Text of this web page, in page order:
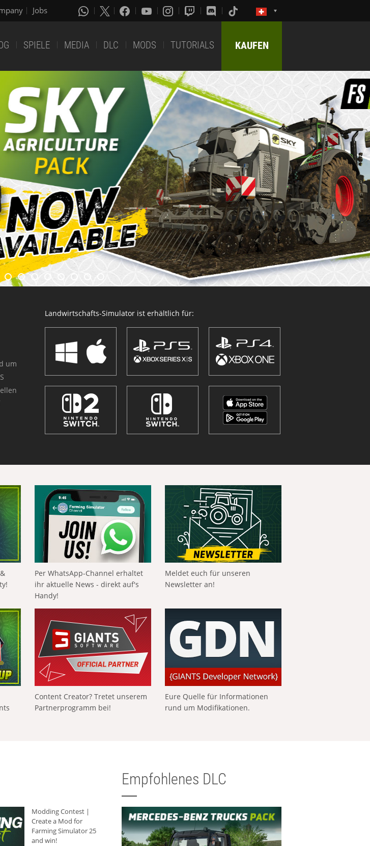
Jobs
SPIELE MEDIA DLC MODS TUTORIALS KAUFEN
um
Landwirtschafts-Simulator ist erhältlich für:
Per WhatsApp-Channel erhaltet
ihr aktuelle News - direkt auf's
Handy!
Meldet euch für unseren
Newsletter an!
Content Creator? Tretet unserem
Partnerprogramm bei!
Eure Quelle für Informationen
rund um Modifikationen.
Modding Contest |
Create a Mod for
Farming Simulator 25
and win!
Empfohlenes DLC